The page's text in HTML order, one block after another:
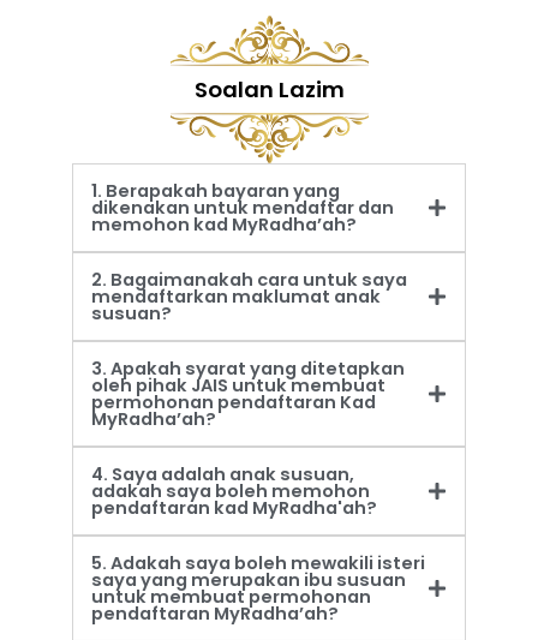
Soalan Lazim
1. Berapakah bayaran yang
dikenakan untuk mendaftar dan
memohon kad MyRadha’ah?
2. Bagaimanakah cara untuk saya
mendaftarkan maklumat anak
susuan?
3. Apakah syarat yang ditetapkan
oleh pihak JAIS untuk membuat
permohonan pendaftaran Kad
MyRadha’ah?
4. Saya adalah anak susuan,
adakah saya boleh memohon
pendaftaran kad MyRadha'ah?
5. Adakah saya boleh mewakili isteri
saya yang merupakan ibu susuan
untuk membuat permohonan
pendaftaran MyRadha’ah?